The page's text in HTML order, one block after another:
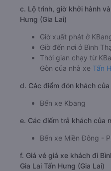
c. Lộ trình, giờ khởi hành
Hưng (Gia Lai)
Giờ xuất phát ở
Giờ đến nơi ở Bình
Thời gian chạy từ
Gòn của nhà xe Tấn
d. Các điểm đón khách
Bến xe Kbang
e. Các điểm trả khách của
Bến xe Miền Đông -
f. Giá vé giá xe khách đi
Gia Lai Tấn Hưng (Gia Lai)